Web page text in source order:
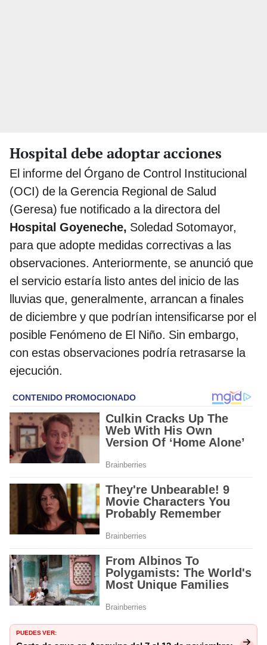
Hospital debe adoptar acciones
El informe del Órgano de Control Institucional
(OCI) de la Gerencia Regional de Salud
(Geresa) fue notificado a la directora del
Hospital Goyeneche, Soledad Sotomayor,
para que adopte medidas correctivas a las
observaciones. Anteriormente, se anunció que
el servicio estaría listo antes del inicio de las
lluvias que, generalmente, arrancan a finales
de diciembre y que podrían intensificarse por el
posible Fenómeno de El Niño. Sin embargo,
con estas observaciones podría retrasarse la
ejecución.
PUEDES VER: